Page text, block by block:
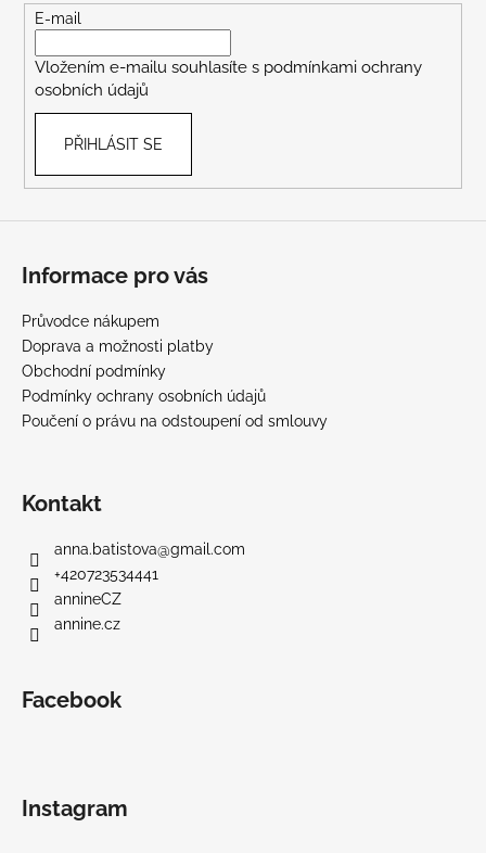
E-mail
Vložením e-mailu souhlasíte s podmínkami ochrany
osobních údajů
PŘIHLÁSIT SE
Informace pro vás
Průvodce nákupem
Doprava a možnosti platby
Obchodní podmínky
Podmínky ochrany osobních údajů
Poučení o právu na odstoupení od smlouvy
Kontakt
anna.batistova@gmail.com
+420723534441
annineCZ
annine.cz
Facebook
Instagram